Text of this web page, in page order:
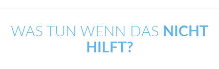
WAS TUN WENN DAS NICHT
HILFT?